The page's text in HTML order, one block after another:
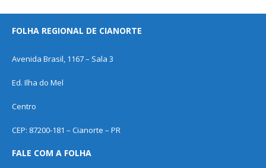
FOLHA REGIONAL DE CIANORTE
Avenida Brasil, 1167 – Sala 3
Ed. Ilha do Mel
Centro
CEP: 87200-181 – Cianorte – PR
FALE COM A FOLHA